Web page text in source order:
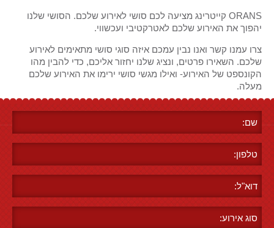
ORANS קייטרינג מציעה לכם סושי לאירוע שלכם. הסושי שלנו
יהפוך את האירוע שלכם לאטרקטיבי ועכשווי.
צרו עמנו קשר ואנו נבין עמכם איזה סוגי סושי מתאימים לאירוע
שלכם. השאירו פרטים, ונציג שלנו יחזור אליכם, כדי להבין מהו
הקונספט של האירוע- ואילו מגשי סושי ירימו את האירוע שלכם
מעלה.